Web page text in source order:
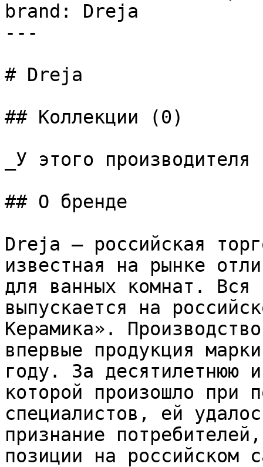
brand: Dreja
---
# Dreja
## Коллекции (0)
_У этого
## О бренде
Dreja – российская
известная на рынке
для ванных комнат. Вся
выпускается на
Керамика».
впервые продукция
году. За десятилетнюю
которой произошло при
специалистов, ей
признание
позиции на российском